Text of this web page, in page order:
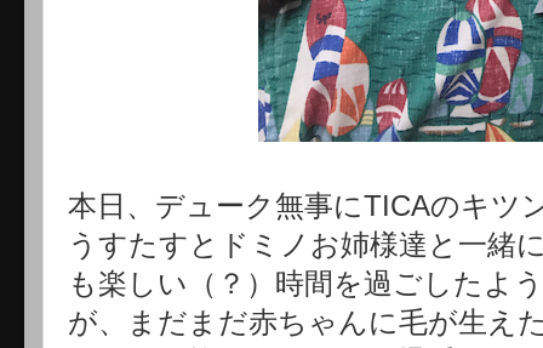
本日、デューク無事にTICAのキツ
うすたすとドミノお姉様達と一緒
も楽しい（？）時間を過ごしたよ
が、まだまだ赤ちゃんに毛が生え